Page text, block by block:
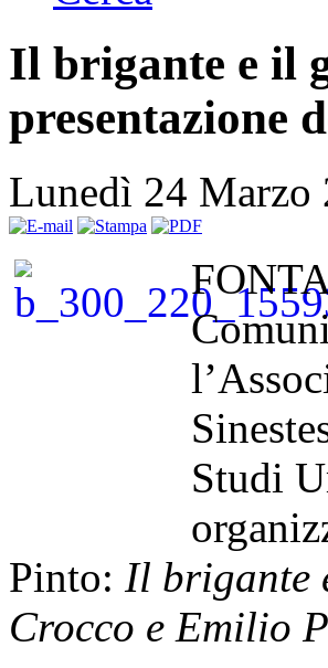
Il brigante e il
presentazione
Lunedì 24
Studi
Pinto: Il brigante
Crocco e Emilio